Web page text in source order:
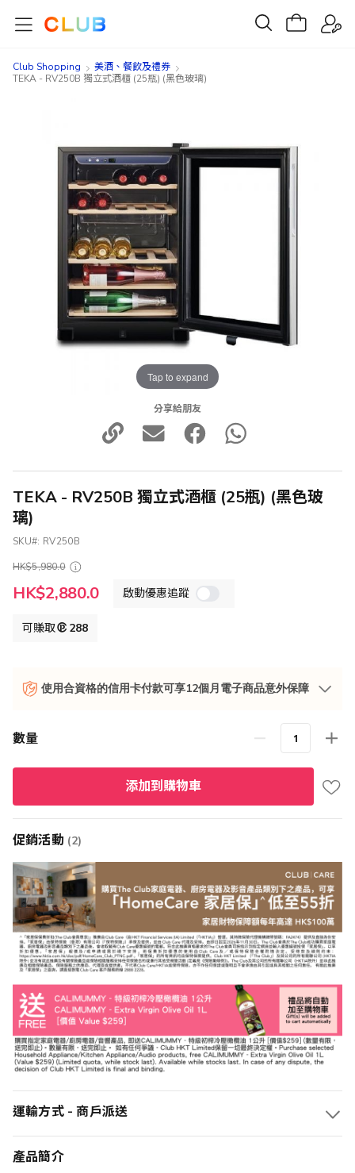
Club Shopping
美酒、餐飲及禮券​
TEKA - RV250B 獨立式酒櫃 (25瓶) (黑色玻璃)
beginning
Tap to expand
分享給朋友
TEKA - RV250B 獨立式酒櫃 (25瓶) (黑色玻
璃)
SKU
RV250B
HK$5,980.0
特
殊
HK$2,880.0 啟動優惠追蹤
可賺取 288
使用合資格的信用卡付款可享12個月電子商品意外保障
數量
添加到購物車
促銷活動 (2)
運輸方式 - 商戶派送
產品簡介